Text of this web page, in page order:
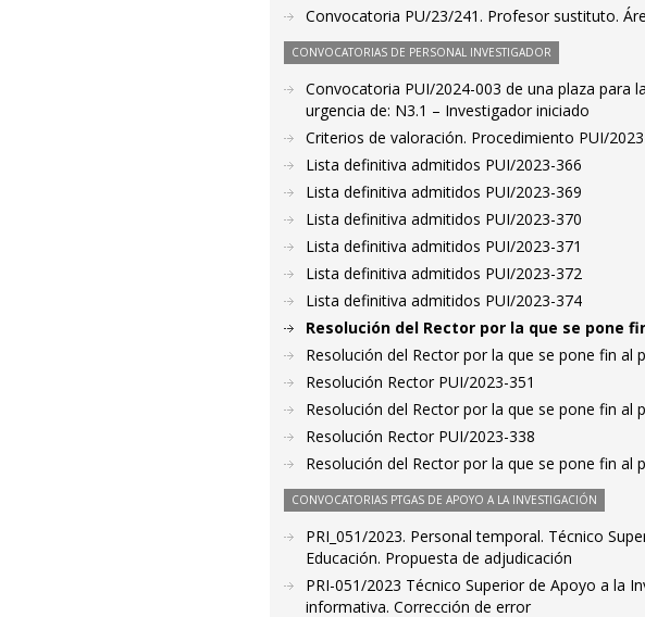
Convocatoria PU/23/241. Profesor sustituto.
CONVOCATORIAS DE PERSONAL INVESTIGADOR
Convocatoria PUI/2024-003 de una plaza
urgencia de: N3.1 – Investigador iniciado
Criterios de valoración. Procedimiento PUI/
Lista definitiva admitidos PUI/2023-366
Lista definitiva admitidos PUI/2023-369
Lista definitiva admitidos PUI/2023-370
Lista definitiva admitidos PUI/2023-371
Lista definitiva admitidos PUI/2023-372
Lista definitiva admitidos PUI/2023-374
Resolución del Rector por la que se pone
Resolución del Rector por la que se pone fin al
Resolución Rector PUI/2023-351
Resolución del Rector por la que se pone fin al
Resolución Rector PUI/2023-338
Resolución del Rector por la que se pone fin al
CONVOCATORIAS PTGAS DE APOYO A LA INVESTIGACIÓN
PRI_051/2023. Personal temporal. Técnico
Educación. Propuesta de adjudicación
PRI-051/2023 Técnico Superior de Apoyo a la
informativa. Corrección de error